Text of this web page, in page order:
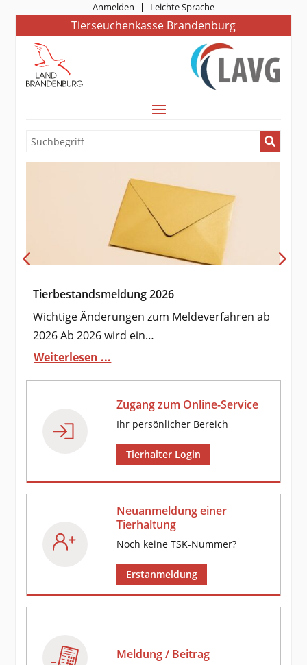
Anmelden Leichte Sprache
Tierseuchenkasse Brandenburg
Tierbestandsmeldung 2026
Wichtige Änderungen zum Meldeverfahren ab
2026 Ab 2026 wird ein…
Weiterlesen ...
Zugang zum Online-Service
Ihr persönlicher Bereich
Tierhalter Login
Neuanmeldung einer
Tierhaltung
Noch keine TSK-Nummer?
Erstanmeldung
Meldung / Beitrag